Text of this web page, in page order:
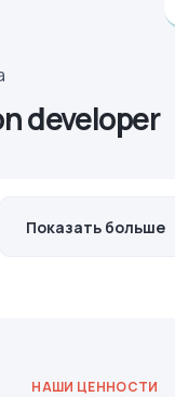
developer
Показать больше
НАШИ ЦЕННОСТИ